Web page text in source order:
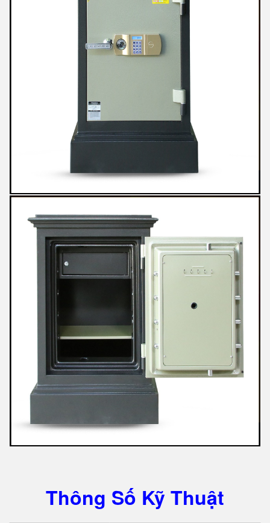
Thông Số Kỹ Thuật